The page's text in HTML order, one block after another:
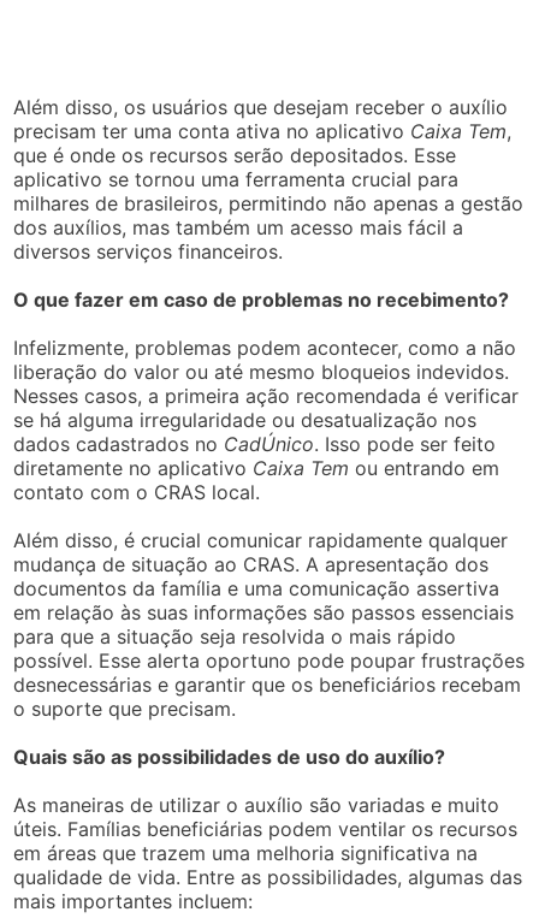
Além disso, os usuários que desejam receber o auxílio
precisam ter uma conta ativa no aplicativo Caixa Tem,
que é onde os recursos serão depositados. Esse
aplicativo se tornou uma ferramenta crucial para
milhares de brasileiros, permitindo não apenas a gestão
dos auxílios, mas também um acesso mais fácil a
diversos serviços financeiros.
O que fazer em caso de problemas no recebimento?
Infelizmente, problemas podem acontecer, como a não
liberação do valor ou até mesmo bloqueios indevidos.
Nesses casos, a primeira ação recomendada é verificar
se há alguma irregularidade ou desatualização nos
dados cadastrados no CadÚnico. Isso pode ser feito
diretamente no aplicativo Caixa Tem ou entrando em
contato com o CRAS local.
Além disso, é crucial comunicar rapidamente qualquer
mudança de situação ao CRAS. A apresentação dos
documentos da família e uma comunicação assertiva
em relação às suas informações são passos essenciais
para que a situação seja resolvida o mais rápido
possível. Esse alerta oportuno pode poupar frustrações
desnecessárias e garantir que os beneficiários recebam
o suporte que precisam.
Quais são as possibilidades de uso do auxílio?
As maneiras de utilizar o auxílio são variadas e muito
úteis. Famílias beneficiárias podem ventilar os recursos
em áreas que trazem uma melhoria significativa na
qualidade de vida. Entre as possibilidades, algumas das
mais importantes incluem: